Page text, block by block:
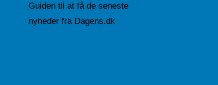
Guiden til at få de seneste
nyheder fra Dagens.dk